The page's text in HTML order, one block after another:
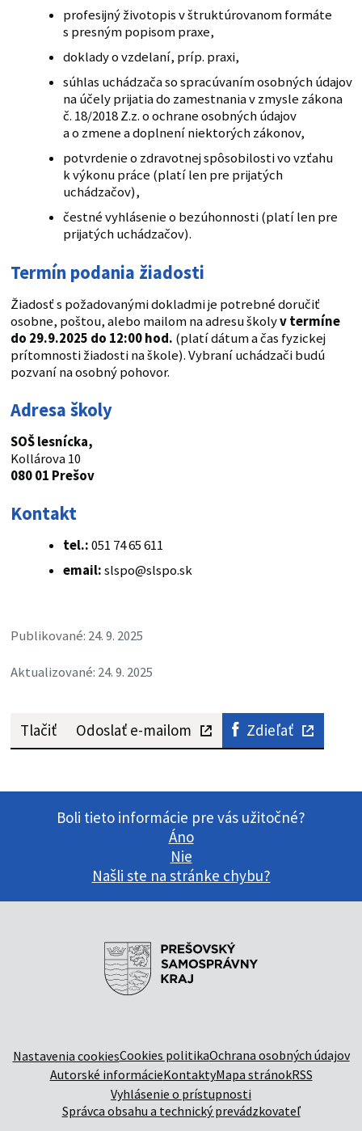
profesijný životopis v štruktúrovanom formáte
s presným popisom praxe,
doklady o vzdelaní, príp. praxi,
súhlas uchádzača so spracúvaním osobných údajov
na účely prijatia do zamestnania v zmysle zákona
č. 18/2018 Z.z. o ochrane osobných údajov
a o zmene a doplnení niektorých zákonov,
potvrdenie o zdravotnej spôsobilosti vo vzťahu
k výkonu práce (platí len pre prijatých
uchádzačov),
čestné vyhlásenie o bezúhonnosti (platí len pre
prijatých uchádzačov).
Termín podania žiadosti
Žiadosť s požadovanými dokladmi je potrebné doručiť
osobne, poštou, alebo mailom na adresu školyv termíne
do 29.9.2025 do 12:00 hod. (platí dátum a čas fyzickej
prítomnosti žiadosti na škole). Vybraní uchádzači budú
pozvaní na osobný pohovor.
Adresa školy
SOŠ lesnícka,
Kollárova 10
080 01 Prešov
Kontakt
tel.:051 74 65 611
email:slspo@slspo.sk
Publikované: 24. 9. 2025
Aktualizované: 24. 9. 2025
Tlačiť Odoslať e-mailom Zdieľať
Boli tieto informácie pre vás užitočné?
Áno
Nie
Našli ste na stránke chybu?
Nastavenia cookiesCookies politikaOchrana osobných údajov
Autorské informácieKontaktyMapa stránokRSS
Vyhlásenie o prístupnosti
Správca obsahu a technický prevádzkovateľ